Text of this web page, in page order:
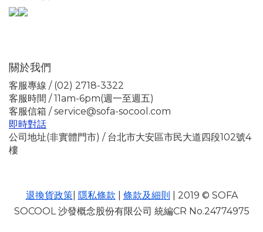
關於我們
客服專線 / (02) 2718-3322
客服時間 / 11am-6pm(週一至週五)
客服信箱 / service@sofa-socool.com
即時對話
公司地址(非實體門市) / 台北市大安區市民大道四段102號4
樓
退換貨政策| 隱私條款 條款及細則 | 2019 © SOFA
SOCOOL 沙發概念股份有限公司 統編CR No.24774975